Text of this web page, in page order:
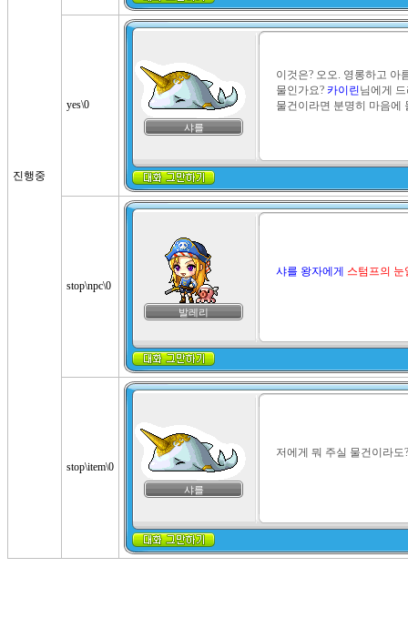
진행중
yes\0
샤를
이것은? 오오. 영롱하고 아
물인가요? 카이린님에게
물건이라면 분명히 마음에
stop\npc\0
발레리
샤를 왕자에게 스텀프의 눈
stop\item\0
샤를
저에게 뭐 주실 물건이라도?